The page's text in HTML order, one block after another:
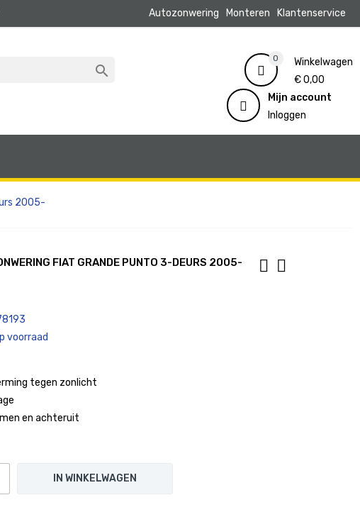
Autozonwering Monteren Klantenservice

0
Winkelwagen
€ 0,00
Mijn account
Inloggen
2005-
FIAT GRANDE PUNTO 3-DEURS 2005-
voorraad
tegen zonlicht
en achteruit
IN WINKELWAGEN